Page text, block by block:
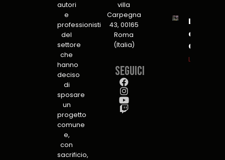
autori
e
professionisti
del
settore
che
hanno
deciso
di
sposare
un
progetto
comune
e,
con
sacrificio,
villa
Carpegna
43, 00165
Roma
(Italia)
Seguici
a Lucca
C&G
Leggi tutto